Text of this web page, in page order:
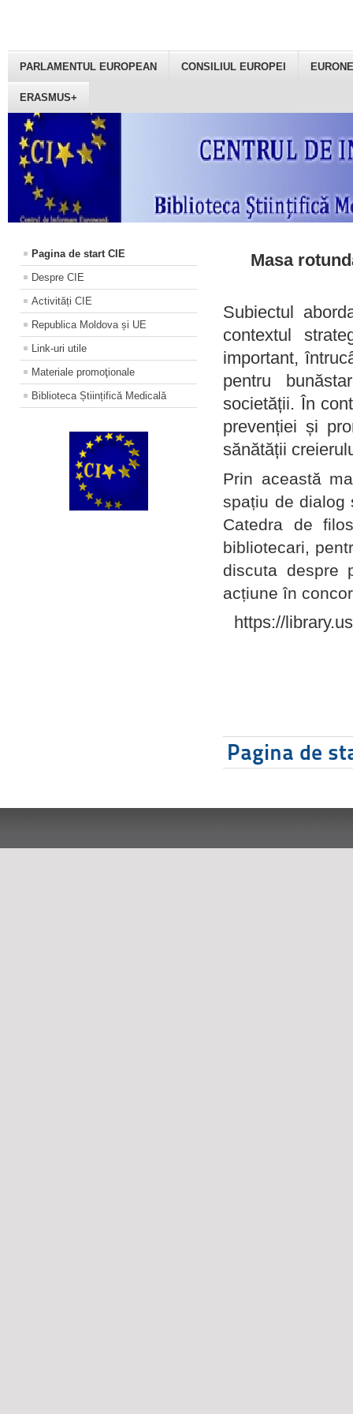
PARLAMENTUL EUROPEAN CONSILIUL EUROPEI
ERASMUS+
Pagina de start CIE
Despre CIE
Activități CIE
Republica Moldova și UE
Link-uri utile
Materiale promoţionale
Biblioteca Științifică Medicală
Masa
Subiectul
contextul
important,
pentru
societății. În
prevenției și
sănătății
Prin această
spațiu de dialog
Catedra de
bibliotecari,
discuta despre
acțiune în
https://
Pagina de